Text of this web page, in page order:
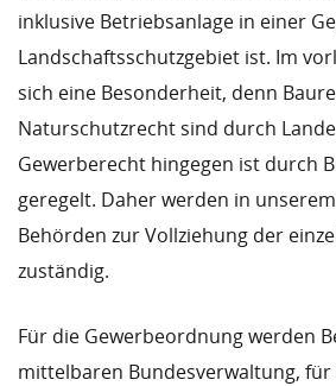
inklusive Betriebsanlage in einer
Landschaftsschutzgebiet ist. Im
sich eine Besonderheit, denn
Naturschutzrecht sind durch
Gewerberecht hingegen ist durch
geregelt. Daher werden in
Behörden zur Vollziehung der
zuständig.
Für die Gewerbeordnung werden
mittelbaren Bundesverwaltung, für